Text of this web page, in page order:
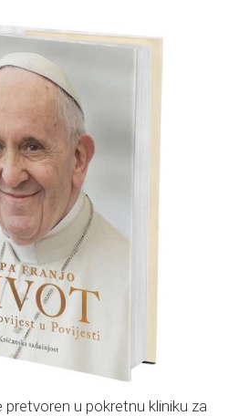
pretvoren u pokretnu kliniku za